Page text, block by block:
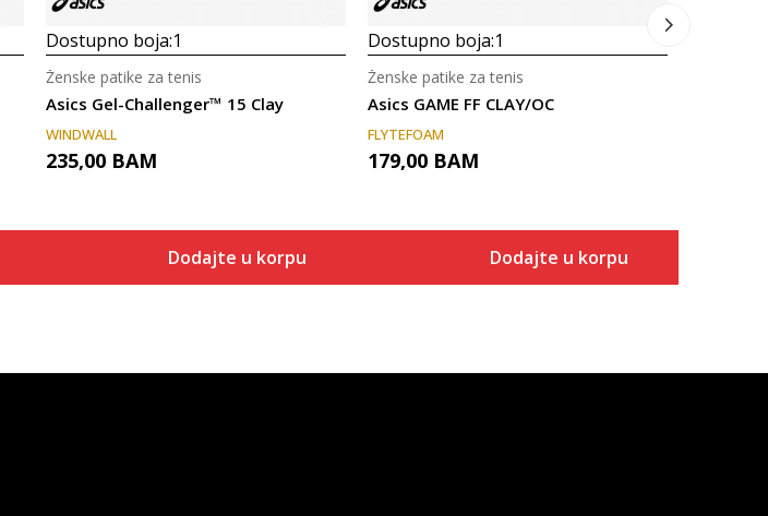
Dostupno boja:1
Asics Gel-Challenger™ 15 Clay
Ženske patike za tenis
WINDWALL
235,00 BAM
Dodajte u korpu
Dostupno boja:1
Asics GAME FF CLAY/OC
Ženske patike za tenis
FLYTEFOAM
179,00 BAM
Dodajte u korpu